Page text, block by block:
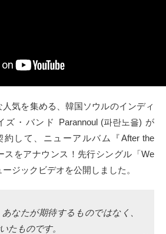
気を集める、韓国ソウルのインディ
・バンド Parannoul (파란노을) が
約して、ニューアルバム『After the
スをアナウンス！先行シングル「We
ジックビデオを公開しました。
なたが期待するものではなく、
たものです。